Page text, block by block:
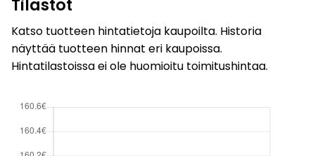
Tilastot
Katso tuotteen hintatietoja kaupoilta. Historia
näyttää tuotteen hinnat eri kaupoissa.
Hintatilastoissa ei ole huomioitu toimitushintaa.